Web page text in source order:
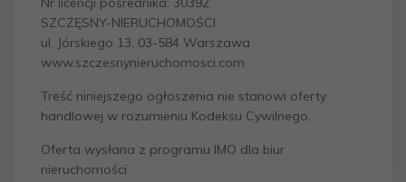
SZCZĘSNY-NIERUCHOMOŚCI
ul. Jórskiego 13, 03-584 Warszawa
www.szczesnynieruchomosci.com
Treść niniejszego ogłoszenia nie stanowi oferty
handlowej w rozumieniu Kodeksu Cywilnego.
Oferta wysłana z programu IMO dla biur
nieruchomości